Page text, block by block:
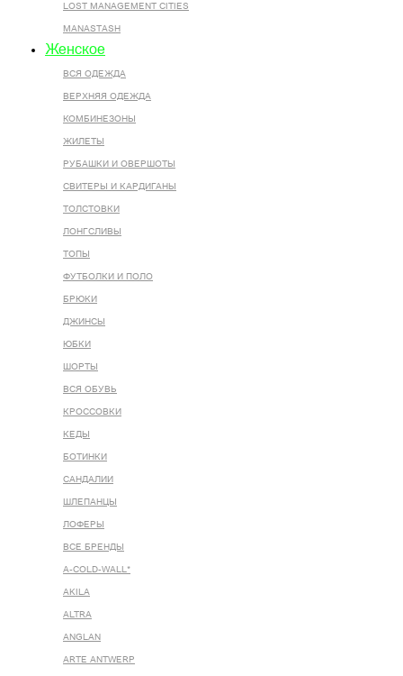
LOST MANAGEMENT CITIES
MANASTASH
Женское
ВСЯ ОДЕЖДА
ВЕРХНЯЯ ОДЕЖДА
КОМБИНЕЗОНЫ
ЖИЛЕТЫ
РУБАШКИ И ОВЕРШОТЫ
СВИТЕРЫ И КАРДИГАНЫ
ТОЛСТОВКИ
ЛОНГСЛИВЫ
ТОПЫ
ФУТБОЛКИ И ПОЛО
БРЮКИ
ДЖИНСЫ
ЮБКИ
ШОРТЫ
ВСЯ ОБУВЬ
КРОССОВКИ
КЕДЫ
БОТИНКИ
САНДАЛИИ
ШЛЕПАНЦЫ
ЛОФЕРЫ
ВСЕ БРЕНДЫ
A-COLD-WALL*
AKILA
ALTRA
ANGLAN
ARTE ANTWERP